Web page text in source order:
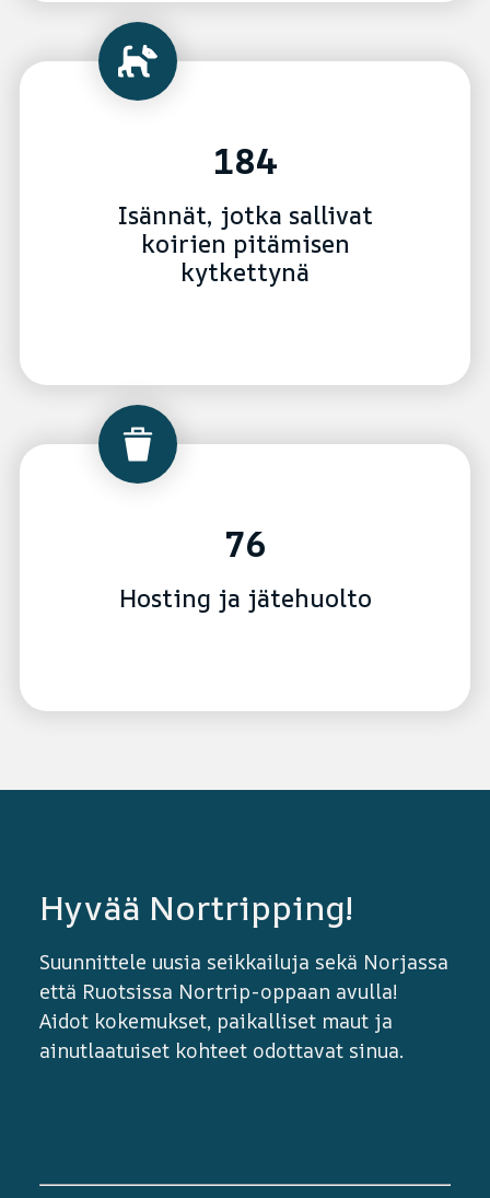
184
Isännät, jotka sallivat
koirien pitämisen
kytkettynä
76
Hosting ja jätehuolto
Hyvää Nortripping!
Suunnittele uusia seikkailuja sekä Norjassa
että Ruotsissa Nortrip-oppaan avulla!
Aidot kokemukset, paikalliset maut ja
ainutlaatuiset kohteet odottavat sinua.